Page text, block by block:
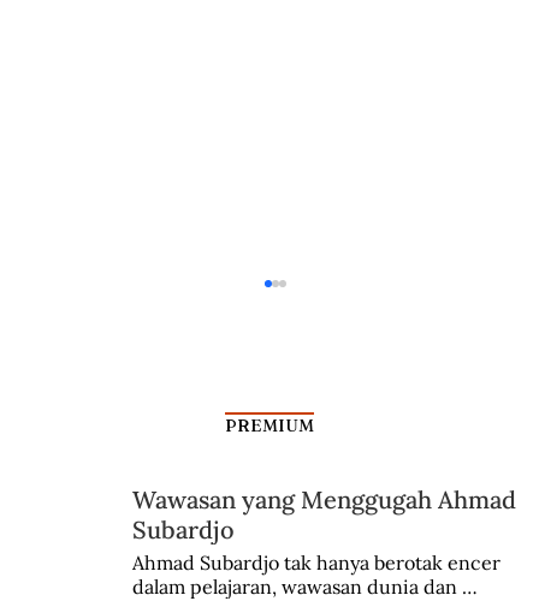
Dalam Jangkauan Radar Bung Kecil
PREMIUM
Wawasan yang Menggugah Ahmad
Subardjo
Ahmad Subardjo tak hanya berotak encer
dalam pelajaran, wawasan dunia dan